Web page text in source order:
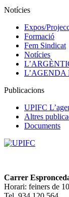
Notícies
Expos/
Formació
Fem Sindicat
Notícies
L’AGENDA
Publicacions
UPIFC
Altres
Documents
Carrer
Horari: feiners de